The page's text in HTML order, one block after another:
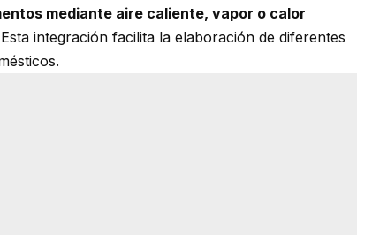
mediante aire caliente, vapor o calor
integración facilita la elaboración de diferentes